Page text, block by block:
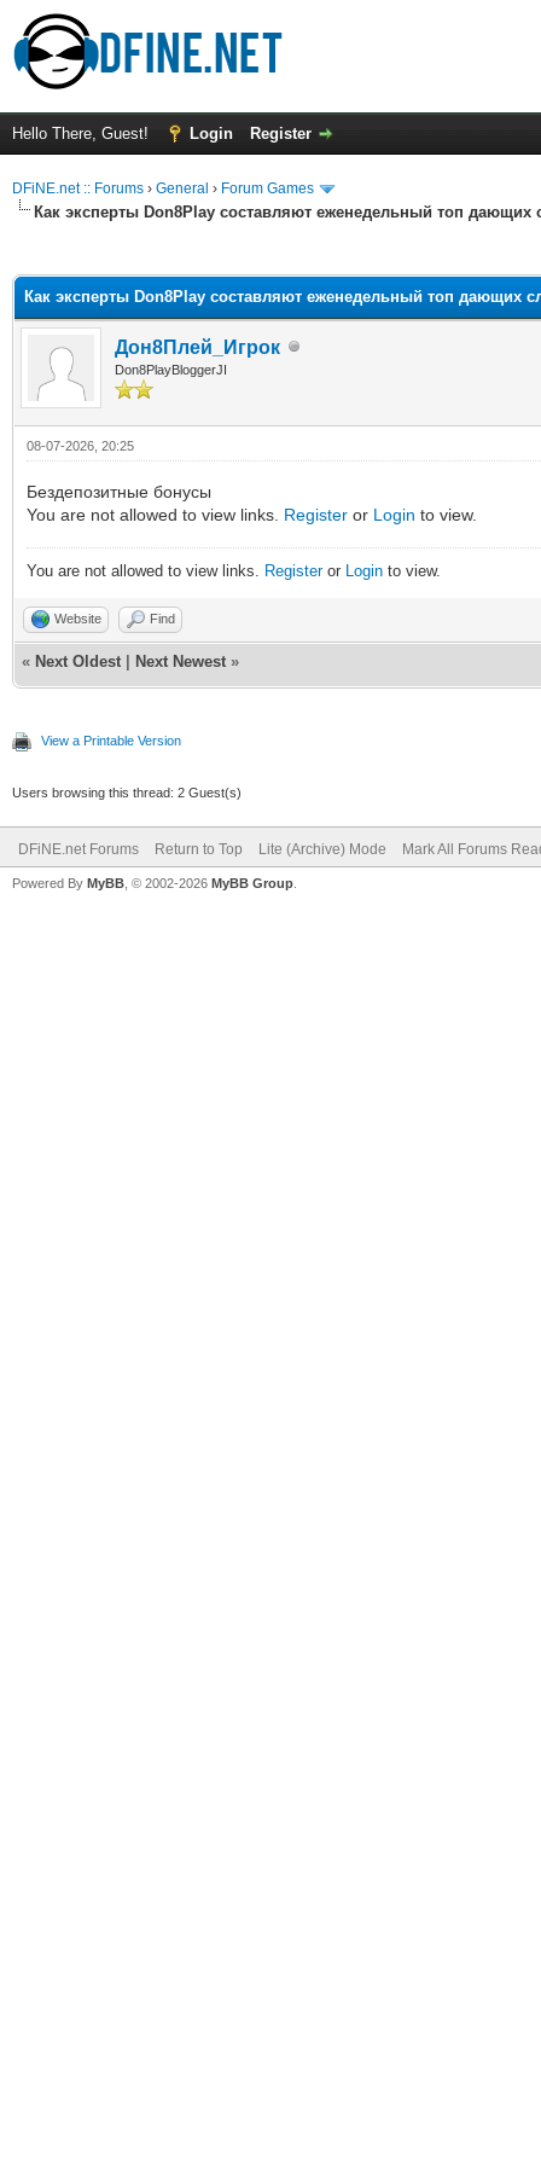
Hello There, Guest! Login Register
DFiNE.net :: Forums › General › Forum Games
Как эксперты Don8Play составляют еженедельный топ дающих
Как эксперты Don8Play составляют еженедельный топ дающих
Дон8Плей_Игрок
Don8PlayBloggerJI
08-07-2026, 20:25
Бездепозитные бонусы
You are not allowed to view links. Register or Login to view.
You are not allowed to view links. Registeror Login to view.
Website Find
« Next Oldest Next Newest »
View a Printable Version
Users browsing this thread: 2 Guest(s)
DFiNE.net Forums Return to Top Lite (Archive) Mode Mark All Forums
Powered By MyBB , © 2002-2026 MyBB Group